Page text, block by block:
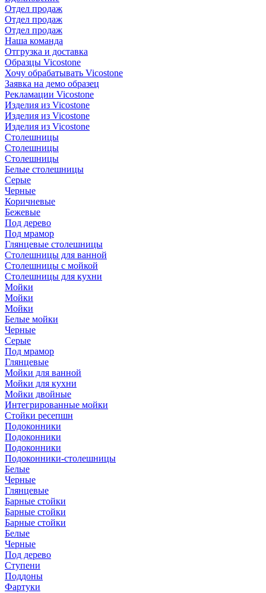
Отдел продаж
Отдел продаж
Отдел продаж
Наша команда
Отгрузка и доставка
Образцы Vicostone
Хочу обрабатывать Vicostone
Заявка на демо образец
Рекламации Vicostone
Изделия из Vicostone
Изделия из Vicostone
Изделия из Vicostone
Столешницы
Столешницы
Столешницы
Белые столешницы
Серые
Черные
Коричневые
Бежевые
Под дерево
Под мрамор
Глянцевые столешницы
Столешницы для ванной
Столешницы с мойкой
Столешницы для кухни
Мойки
Мойки
Мойки
Белые мойки
Черные
Серые
Под мрамор
Глянцевые
Мойки для ванной
Мойки для кухни
Мойки двойные
Интегрированные мойки
Стойки ресепшн
Подоконники
Подоконники
Подоконники
Подоконники-столешницы
Белые
Черные
Глянцевые
Барные стойки
Барные стойки
Барные стойки
Белые
Черные
Под дерево
Ступени
Поддоны
Фартуки